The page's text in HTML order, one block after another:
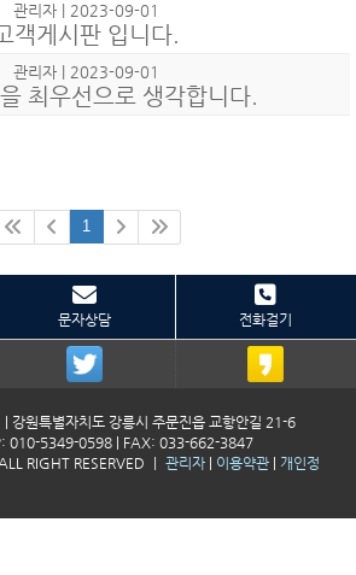
관리자 | 2023-09-01
객게시판 입니다.
관리자 | 2023-09-01
최우선으로 생각합니다.
1
문자상담 전화걸기
강원특별자치도 강릉시 주문진읍 교항안길 21-6
010-5349-0598 | FAX: 033-662-3847
RIGHT RESERVED ㅣ 관리자 | 이용약관 | 개인정